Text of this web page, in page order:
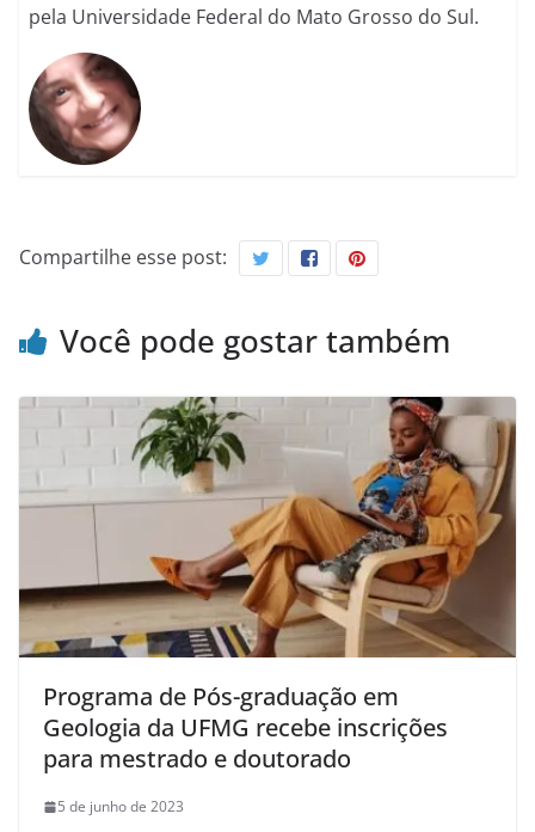
pela Universidade Federal do Mato Grosso do Sul.
Compartilhe esse post:
Você pode gostar também
Programa de Pós-graduação em
Geologia da UFMG recebe inscrições
para mestrado e doutorado
5 de junho de 2023